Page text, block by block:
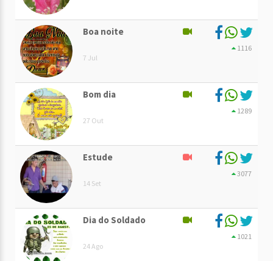
Boa noite
7 Jul
1116
Bom dia
27 Out
1289
Estude
14 Set
3077
Dia do Soldado
24 Ago
1021